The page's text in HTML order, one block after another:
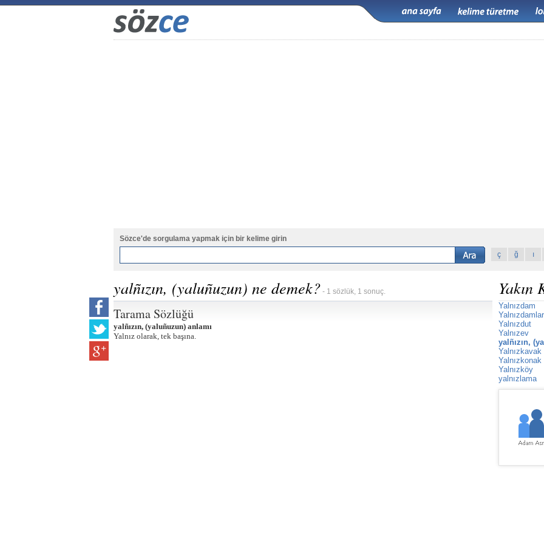
Sözce'de sorgulama yapmak için bir kelime girin
ç
ğ ı
yalñızın, (yaluñuzun) ne demek? - 1 sözlük, 1 sonuç.
Tarama Sözlüğü
yalñızın, (yaluñuzun) anlamı
Yalnız olarak, tek başına.
Yakın
Yalnızdam
Yalnızdamlar
Yalnızdut
Yalnızev
yalñızın,
Yalnızkavak
Yalnızkonak
Yalnızköy
yalnızlama